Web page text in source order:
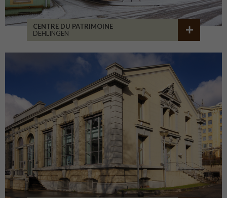
CENTRE DU PATRIMOINE
DEHLINGEN